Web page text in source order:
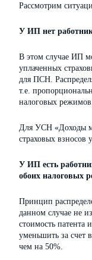
Рассмотрим
У ИП нет
В этом случае ИП
уплаченных
для ПСН.
т.е.
налоговых
Для УСН «Доходы
страховых взносов
У ИП есть
обоих налоговых
Принцип
данном случае не
стоимость
уменьшить за счет
чем на 50%.